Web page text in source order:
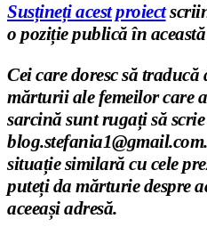
Susțineți acest proiect
o poziție publică în
Cei care doresc să
mărturii ale femeilor care
sarcină sunt rugați să
situație similară cu cele
puteți da mărturie despre
aceeași adresă.